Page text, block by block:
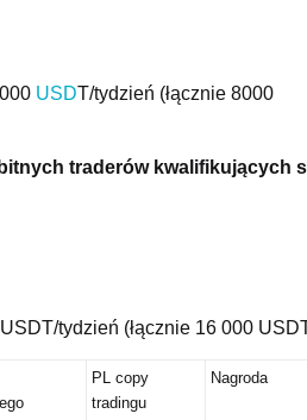
USDT/tydzień (łącznie 8000
traderów kwalifikujących
tydzień (łącznie 16 000
PL copy
tradingu
Nagroda